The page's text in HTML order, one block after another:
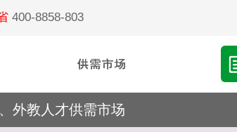
400-8858-803
外教人才供需市场